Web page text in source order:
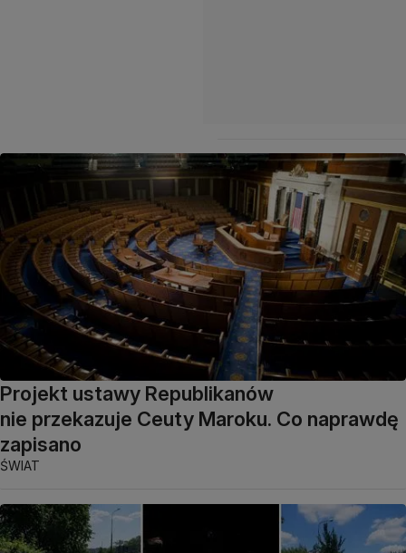
Projekt ustawy Republikanów
nie przekazuje Ceuty Maroku. Co naprawdę
zapisano
ŚWIAT